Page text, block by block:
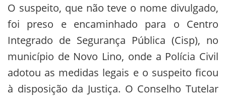
O suspeito, que não teve o nome divulgado,
foi preso e encaminhado para o Centro
Integrado de Segurança Pública (Cisp), no
município de Novo Lino, onde a Polícia Civil
adotou as medidas legais e o suspeito ficou
à disposição da Justiça. O Conselho Tutelar